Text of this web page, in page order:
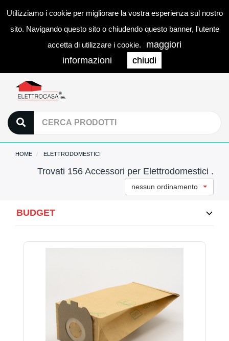
Utilizziamo i cookie per migliorare la vostra esperienza sul nostro
sito. Navigando questo sito o chiudendo questo banner, l'utente
accetta di utilizzare i cookie.
maggiori
informazioni
chiudi
0
HOME ELETTRODOMESTICI
Trovati 156 Accessori per Elettrodomestici .
nessun ordinamento
BUDGET